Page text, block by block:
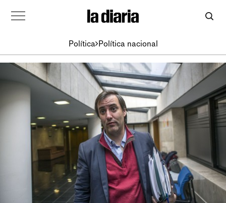
Política Política nacional